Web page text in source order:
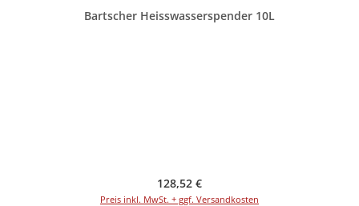
Bartscher Heisswasserspender 10L
Regulärer Preis:
128,52 €
Preis inkl. MwSt. + ggf. Versandkosten